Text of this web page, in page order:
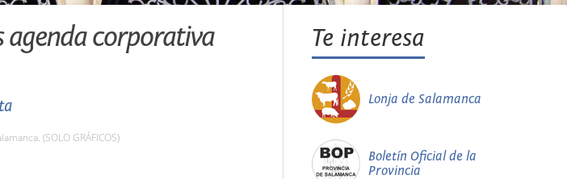
agenda corporativa
(SOLO GRÁFICOS)
Te interesa
Lonja de Salamanca
Boletín Oficial de la
Provincia